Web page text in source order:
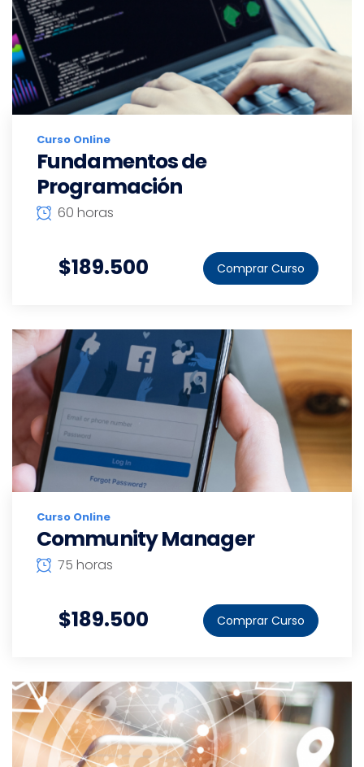
Curso Online
Fundamentos de
Programación
60 horas
$189.500 Comprar Curso
Curso Online
Community Manager
75 horas
$189.500 Comprar Curso